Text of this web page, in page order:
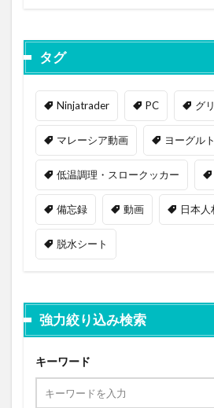
タグ
Ninjatrader PC グ
マレーシア動画 ヨーグルト
低温調理・スロークッカー
備忘録 動画 日本人
脱水シート
強力絞り込み検索
キーワード